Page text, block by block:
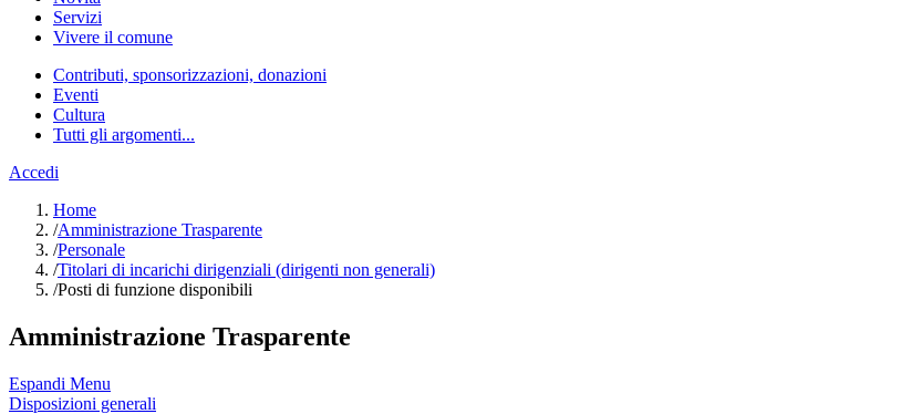
Servizi
Vivere il comune
Contributi, sponsorizzazioni, donazioni
Eventi
Cultura
Tutti gli argomenti...
Accedi
Home
/Amministrazione Trasparente
/Personale
/Titolari di incarichi dirigenziali (dirigenti non generali)
/Posti di funzione disponibili
Amministrazione Trasparente
Espandi Menu
Disposizioni generali